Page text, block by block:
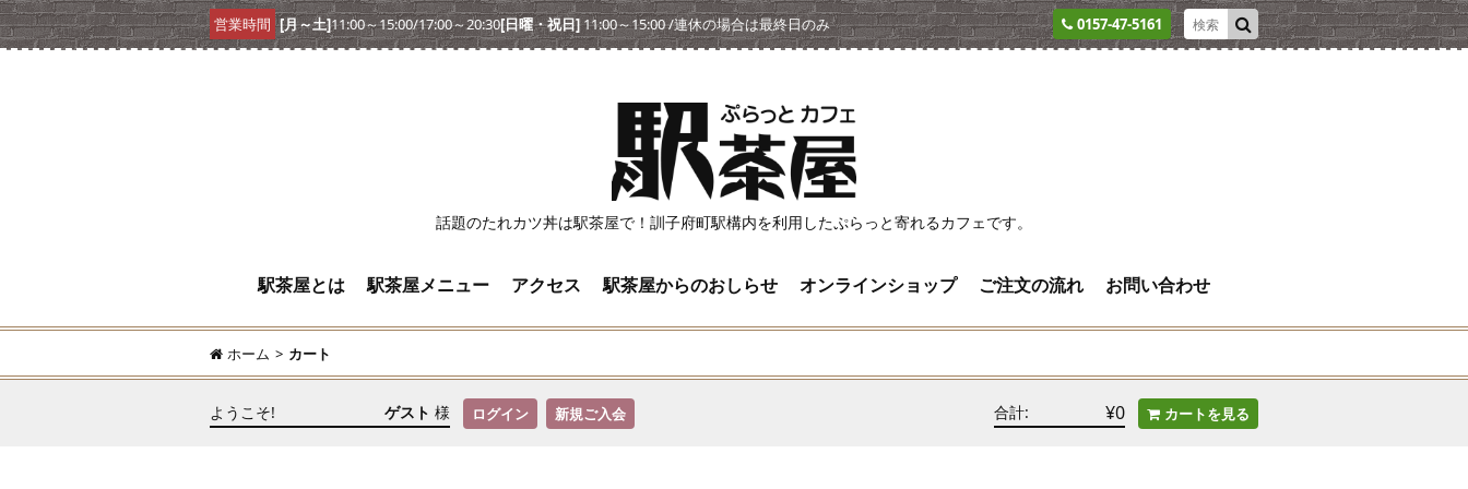
営業時間 [月～土]11:00～15:00/17:00～20:30[日曜・祝日]11:00～15:00 /連休の場合は最終日のみ 0157-47-5161
話題のたれカツ丼は駅茶屋で！訓子府町駅構内を利用したぷらっと寄れるカフェです。
駅茶屋とは 駅茶屋メニュー アクセス 駅茶屋からのおしらせ オンラインショップ ご注文の流れ お問い合わせ
ホーム > カート
ようこそ! ゲスト 様 ログイン 新規ご入会 合計: ¥0 カートを見る